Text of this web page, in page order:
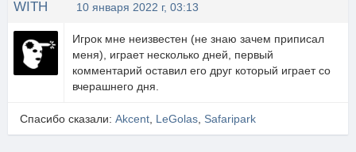
WITH 10 января 2022 г, 03:13
Игрок мне неизвестен (не знаю зачем приписал
меня), играет несколько дней, первый
комментарий оставил его друг который играет со
вчерашнего дня.
Спасибо сказали: Akcent LeGolas Safaripark